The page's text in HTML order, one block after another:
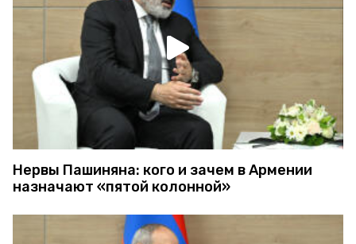
Нервы Пашиняна: кого и зачем в Армении
назначают «пятой колонной»